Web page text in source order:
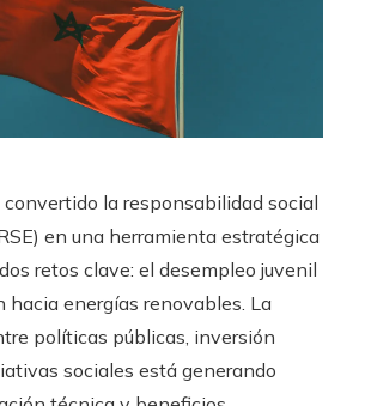
convertido la responsabilidad social
en una herramienta estratégica
retos clave: el desempleo juvenil
hacia energías renovables. La
políticas públicas, inversión
sociales está generando